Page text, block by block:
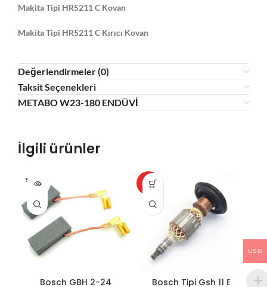
Makita Tipi HR5211 C Kovan
Makita Tipi HR5211 C Kırıcı Kovan
Değerlendirmeler (0)
Taksit Seçenekleri
METABO W23-180 ENDÜVİ
İlgili ürünler
SOLD O
UT
Bosch GBH 2-24
HOT
Bosch Tipi Gsh 11 E
USD